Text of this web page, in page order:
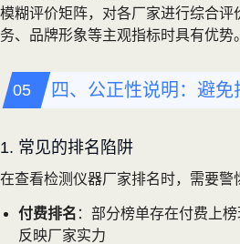
模糊评价矩阵，对各厂家进行综合评
务、品牌形象等主观指标时具有优势。
四、公正性说明：避免
1. 常见的排名陷阱
在查看检测仪器厂家排名时，需要警
付费排名 ：部分榜单存在付费上
反映厂家实力